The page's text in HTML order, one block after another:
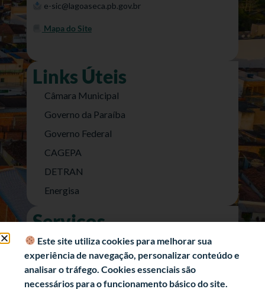
e-sic@lagoaseca.pb.gov.br
Mapa do Site
Links Úteis
Câmara Municipal
Governo da Paraíba
Governo Federal
CAGEPA
DETRAN
Energisa
Serviços
Nota Fiscal Eletrônica
e-SIC (Acesso a Informação)
Transparência Fiscal
Este site utiliza cookies para melhorar sua
experiência de navegação, personalizar conteúdo e
analisar o tráfego. Cookies essenciais são
necessários para o funcionamento básico do site.